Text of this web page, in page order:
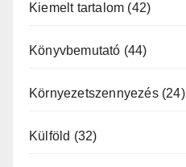
Kiemelt tartalom (42)
Könyvbemutató (44)
Környezetszennyezés(24)
Külföld (32)